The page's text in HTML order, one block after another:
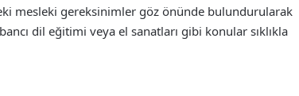
mesleki gereksinimler göz önünde bulundurularak
dil eğitimi veya el sanatları gibi konular sıklıkla